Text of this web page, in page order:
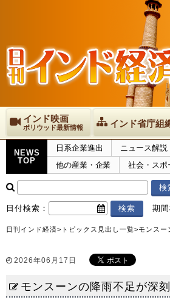
インド映画
ボリウッド最新情報 インド省庁組
NEWS
TOP
日系企業進出 ニュース解説
他の産業・企業
社会・スポ
日付検索： 期間
日刊インド経済> トピックス 見出し一覧>モンスー
2026年06月17日
モンスーンの降雨不足が深